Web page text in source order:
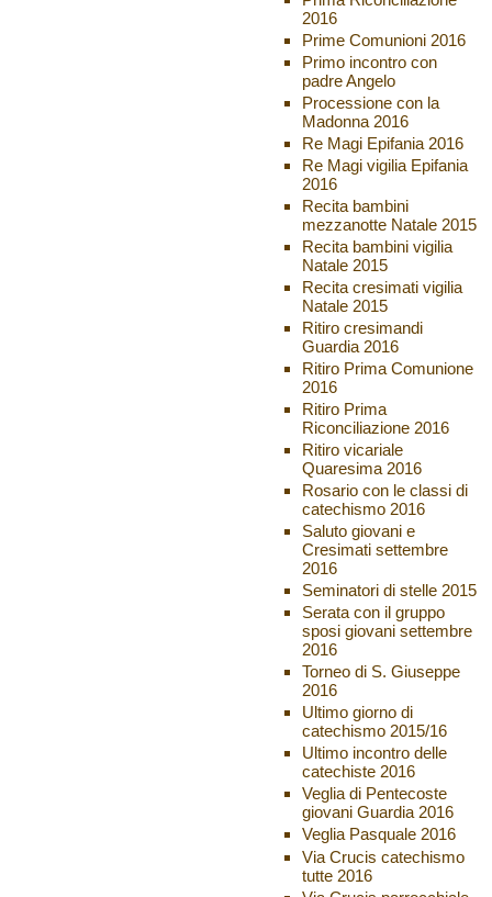
2016
Prime Comunioni 2016
Primo incontro con
padre Angelo
Processione con la
Madonna 2016
Re Magi Epifania 2016
Re Magi vigilia Epifania
2016
Recita bambini
mezzanotte Natale 2015
Recita bambini vigilia
Natale 2015
Recita cresimati vigilia
Natale 2015
Ritiro cresimandi
Guardia 2016
Ritiro Prima Comunione
2016
Ritiro Prima
Riconciliazione 2016
Ritiro vicariale
Quaresima 2016
Rosario con le classi di
catechismo 2016
Saluto giovani e
Cresimati settembre
2016
Seminatori di stelle 2015
Serata con il gruppo
sposi giovani settembre
2016
Torneo di S. Giuseppe
2016
Ultimo giorno di
catechismo 2015/16
Ultimo incontro delle
catechiste 2016
Veglia di Pentecoste
giovani Guardia 2016
Veglia Pasquale 2016
Via Crucis catechismo
tutte 2016